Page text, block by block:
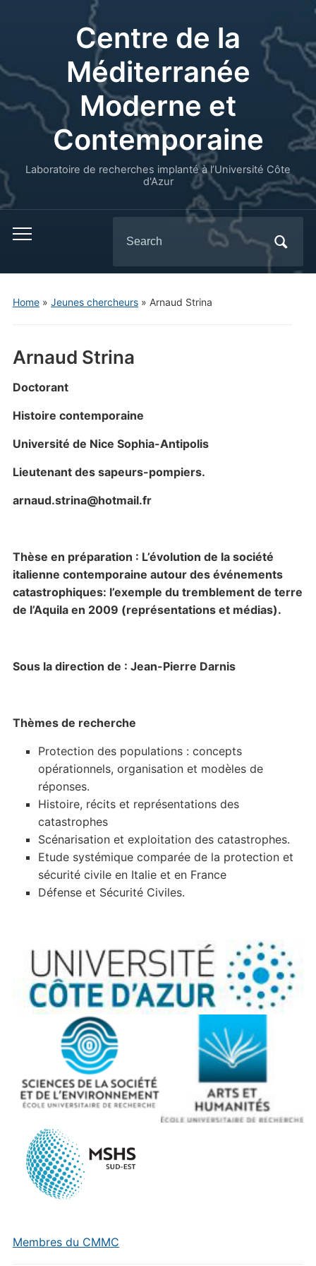
Centre de la
Méditerranée
Moderne et
Contemporaine
Laboratoire de recherches implanté à l’Université Côte
d'Azur
for:
Home» Jeunes chercheurs» Arnaud Strina
Membres du CMMC
Arnaud Strina
Doctorant
Histoire contemporaine
Université de Nice Sophia-Antipolis
Lieutenant des sapeurs-pompiers.
arnaud.strina@hotmail.fr
Thèse en préparation : L’évolution de la société
italienne contemporaine autour des événements
catastrophiques: l’exemple du tremblement de terre
de l’Aquila en 2009 (représentations et médias).
Sous la direction de : Jean-Pierre Darnis
Thèmes de recherche
Protection des populations : concepts
opérationnels, organisation et modèles de
réponses.
Histoire, récits et représentations des
catastrophes
Scénarisation et exploitation des catastrophes.
Etude systémique comparée de la protection et
sécurité civile en Italie et en France
Défense et Sécurité Civiles.